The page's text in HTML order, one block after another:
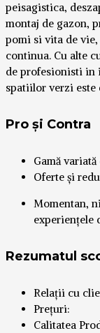
peisagistica,
montaj de gazon,
pomi si vita de
continua. Cu alte
de profesionisti in
spatiilor verzi
Pro și Contra
Gamă
Oferte și
Momentan,
experiențele
Rezumatul
Relații cu
Prețuri:
Calitatea